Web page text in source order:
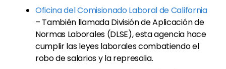
Oficina del Comisionado Laboral de California
– También llamada División de Aplicación de
Normas Laborales (DLSE), esta agencia hace
cumplir las leyes laborales combatiendo el
robo de salarios y la represalia.